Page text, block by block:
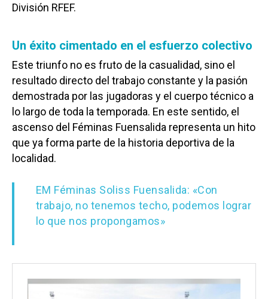
División RFEF.
Un éxito cimentado en el esfuerzo colectivo
Este triunfo no es fruto de la casualidad, sino el
resultado directo del trabajo constante y la pasión
demostrada por las jugadoras y el cuerpo técnico a
lo largo de toda la temporada. En este sentido, el
ascenso del Féminas Fuensalida representa un hito
que ya forma parte de la historia deportiva de la
localidad.
EM Féminas Soliss Fuensalida: «Con
trabajo, no tenemos techo, podemos lograr
lo que nos propongamos»
Reconocimiento institucional y social